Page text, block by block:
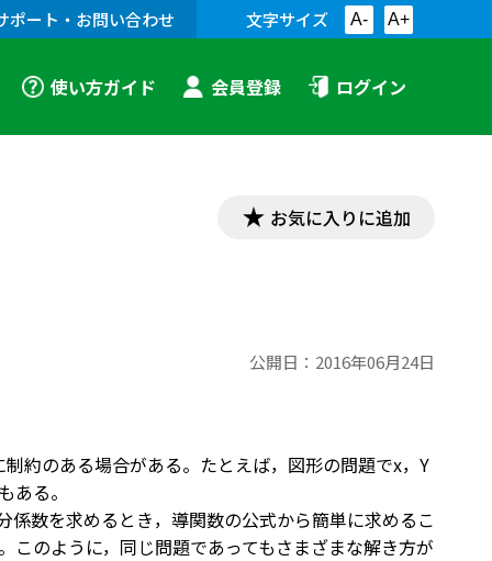
ポート・お問い合わせ 文字サイズ A- A+
使い方ガイド 会員登録 ログイン
お気に入りに追加
公開日： 2016年06月24日
約のある場合がある。たとえば，図形の問題でx，Y
る。
数を求めるとき，導関数の公式から簡単に求めるこ
このように，同じ問題であってもさまざまな解き方が